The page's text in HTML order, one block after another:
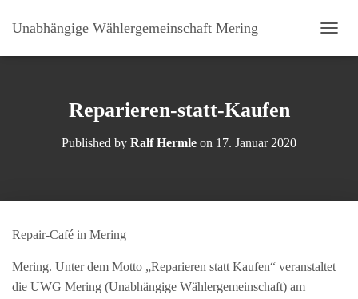
Unabhängige Wählergemeinschaft Mering
A
A
Reparieren-statt-Kaufen
Published by Ralf Hermle on 17. Januar 2020
Repair-Café in Mering
Mering. Unter dem Motto „Reparieren statt Kaufen“ veranstaltet
die UWG Mering (Unabhängige Wählergemeinschaft) am